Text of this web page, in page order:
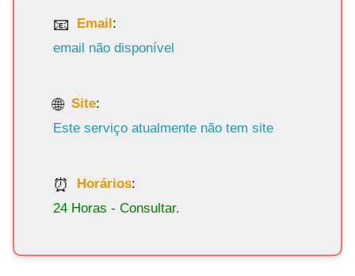
Email:
email não disponível
Site:
Este serviço atualmente não tem site
Horários:
24 Horas - Consultar.